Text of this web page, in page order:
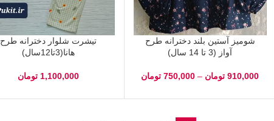
شومیز آستین بلند دخترانه طرح
آواز (3 تا 14 سال)
910,000 تومان –
750,000 تومان
تیشرت شلوار دخترانه طرح
هانا(3تا12سال)
1,100,000 تومان